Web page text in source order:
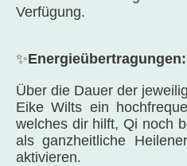
Verfügung.
✨Energieübertragungen:
Über die Dauer der
Eike Wilts ein
welches dir hilft, Qi noch
als ganzheitliche
aktivieren.